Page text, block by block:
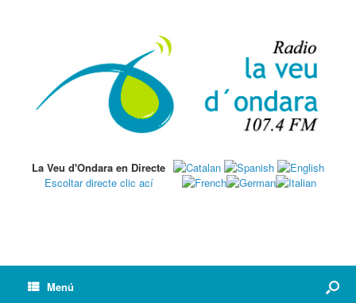
La Veu d'Ondara en Directe
Escoltar directe clic ací
Menú